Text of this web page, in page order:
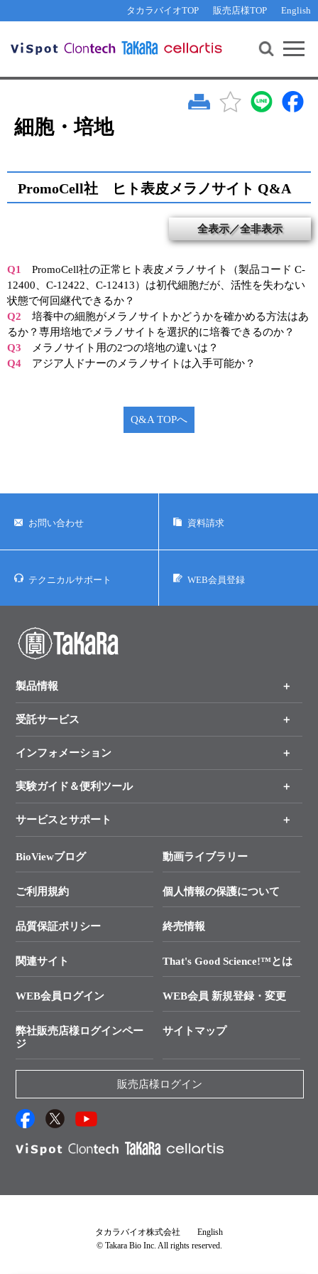
タカラバイオTOP 販売店様TOP English
機能解析・サイレンシング
核酸抽出・精製・標識
リアルタイムPCR（qPCR）
装置・ソフトウェア
テクニカルサポートライン
その他 ライセンスに関するご相談
遺伝子組換え生物該当製品
研究支援ツール
Cut-Site Navigator 制限酵素切断サイトの検索
抗体検索サイト
リアルタイムPCR（インターカレーター法）
プライマー検索・注文
ラーニングセンター
実験ガイド
リアルタイムPCR実験ガイド
プロトコール集
ユーザーズボイス集
動画ライブラリー
Q&A
お問い合わせ WEB会員登録
細胞・培地
PromoCell社 ヒト表皮メラノサイト Q&A
全表示／全非表示
Q1
PromoCell社の正常ヒト表皮メラノサイト（製品コード C-
12400、C-12422、C-12413）は初代細胞だが、活性を失わない
状態で何回継代できるか？
Q2 培養中の細胞がメラノサイトかどうかを確かめる方法はあ
るか？専用培地でメラノサイトを選択的に培養できるのか？
Q3 メラノサイト用の2つの培地の違いは？
Q4 アジア人ドナーのメラノサイトは入手可能か？
Q&A TOPへ
お問い合わせ 資料請求
テクニカルサポート WEB会員登録
製品情報
製品一覧
手法から製品を探す
新製品情報
受託サービス
オンライン注文
インフォメーション
キャンペーン
タカラバイオ各種会員募集のお知らせ
終売製品のお知らせ
価格改定のご案内
技術セミナーのご案内
タカラバイオ発表文献
実験ガイド＆便利ツール
リアルタイムPCR実験のススメ
幹細胞・再生医療研究ガイド
クローニング実験ガイド
SMARTer NGSポータルサイト
プライマー設計
制限酵素切断サイトの検索
ユーザーズボイス集
抗体検索サイト
サービスとサポート
総合お問い合わせ
├ 実験コンシェルジュ
├ 受託サービスお問い合わせ
資料請求 機器関連
資料請求 受託関連
資料請求 核酸抽出・精製カタログ
サンプル請求一覧
プロトコール集
説明書・CoA・SDSを探す
BioViewブログ 動画ライブラリー
ご利用規約 個人情報の保護について
品質保証ポリシー 終売情報
関連サイト That's Good Science!™とは
WEB会員ログイン WEB会員 新規登録・変更
弊社販売店様ログインペー
ジ
サイトマップ
販売店様ログイン
タカラバイオ株式会社
English
© Takara Bio Inc. All rights reserved.